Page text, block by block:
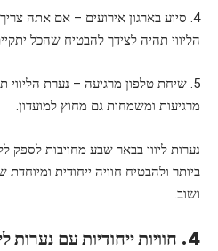
4. סיוע בארגון אירועים – אם אתה
הליווי תהיה לצידך להבטיח שהכל
5. שיחת טלפון מרגיעה – נערת הליווי
מרגיעות ומשמחות גם מחוץ למועדון.
נערות ליווי בבאר שבע מחויבות לספק
ביותר ולהבטיח חוויה ייחודית
ושוב.
4. חוויות ייחודיות עם נערות ליווי בבאר שבע